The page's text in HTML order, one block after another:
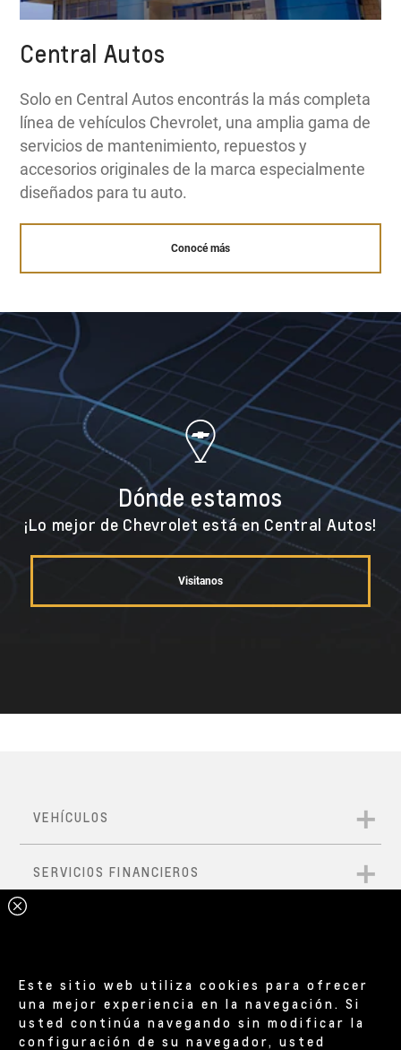
Central Autos
Solo en Central Autos encontrás la más completa
línea de vehículos Chevrolet, una amplia gama de
servicios de mantenimiento, repuestos y
accesorios originales de la marca especialmente
diseñados para tu auto.
Conocé más
Dónde estamos
¡Lo mejor de Chevrolet está en Central Autos!
Visitanos
Este sitio web utiliza cookies para ofrecer
una mejor experiencia en la navegación. Si
usted continúa navegando sin modificar la
configuración de su navegador, usted